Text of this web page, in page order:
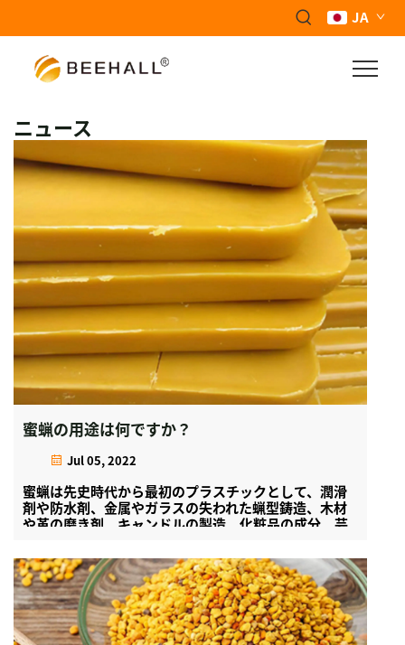
JA
ニュース
蜜蝋の用途は何ですか？
Jul 05, 2022
蜜蝋は先史時代から最初のプラスチックとして、潤滑
剤や防水剤、金属やガラスの失われた蝋型鋳造、木材
や革の磨き剤、キャンドルの製造、化粧品の成分、芸